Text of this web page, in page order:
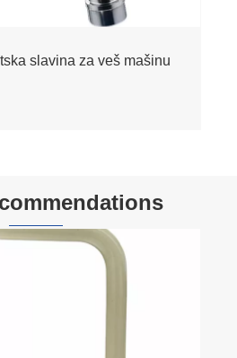
slavina za veš mašinu